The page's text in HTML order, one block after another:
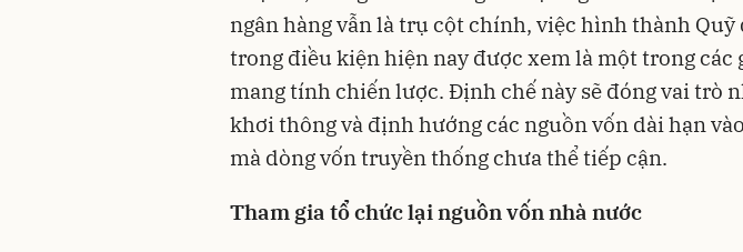
ngân hàng vẫn là trụ cột chính, việc hình thành Quỹ
trong điều kiện hiện nay được xem là một trong các
mang tính chiến lược. Định chế này sẽ đóng vai trò
khơi thông và định hướng các nguồn vốn dài hạn
mà dòng vốn truyền thống chưa thể tiếp cận.
Tham gia tổ chức lại nguồn vốn nhà nước